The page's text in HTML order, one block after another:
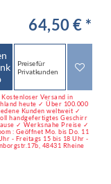
64,50 € *
Preise für
Privatkunden
Versand in
heute ✓ Über 100.000
Kunden weltweit ✓
handgefertigtes Geschirr
✓ Werksnahe Preise ✓
: Geöffnet Mo. bis Do. 11
- Freitags 15 bis 18 Uhr -
48431 Rheine